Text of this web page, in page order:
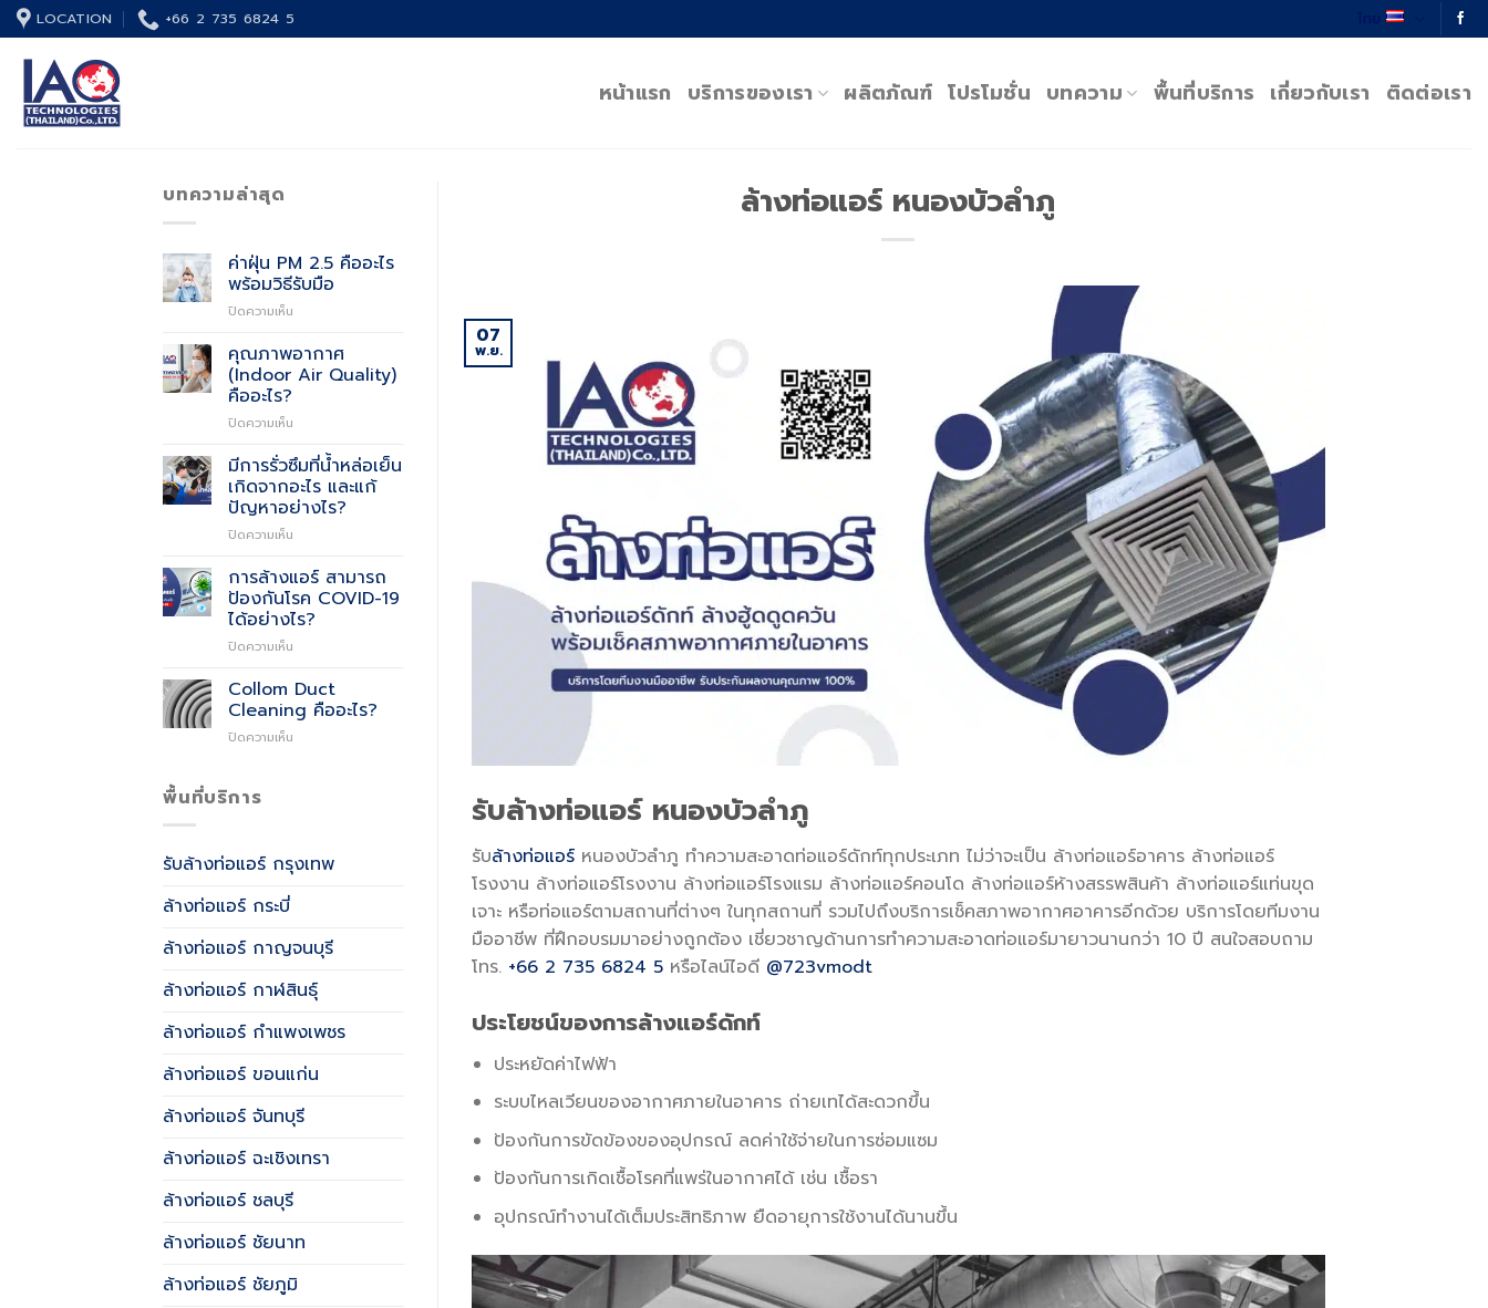
Skip
to
content
LOCATION +66 2 735 6824 5 ไทย
หน้าแรก บริการของเรา ผลิตภัณฑ์ โปรโมชั่น บทความ พื้นที่บริการ เกี่ยวกับเรา ติดต่อเรา
บทความล่าสุด
ค่าฝุ่น PM 2.5 คืออะไร
พร้อมวิธีรับมือ
ปิดความเห็น
ฝุ่น
PM
2.5
วิธี
รับมือ
คุณภาพอากาศ
(Indoor Air Quality)
คืออะไร?
ปิดความเห็น
อากาศ
(Indoor
Air
Quality)
มีการรั่วซึมที่น้ำหล่อเย็น
เกิดจากอะไร และแก้
ปัญหาอย่างไร?
ปิดความเห็น
การ
รั่ว
ซึม
ที่
เย็น
เกิด
จาก
การล้างแอร์ สามารถ
ป้องกันโรค COVID-19
ได้อย่างไร?
ปิดความเห็น
ล้าง
สามารถ
Collom Duct
Cleaning คืออะไร?
ปิดความเห็น
พื้นที่บริการ
รับล้างท่อแอร์ กรุงเทพ
ล้างท่อแอร์ กระบี่
ล้างท่อแอร์ กาญจนบุรี
ล้างท่อแอร์ กาฬสินธุ์
ล้างท่อแอร์ กำแพงเพชร
ล้างท่อแอร์ ขอนแก่น
ล้างท่อแอร์ จันทบุรี
ล้างท่อแอร์ ฉะเชิงเทรา
ล้างท่อแอร์ ชลบุรี
ล้างท่อแอร์ ชัยนาท
ล้างท่อแอร์ ชัยภูมิ
ล้างท่อแอร์ หนองบัวลำภู
07
พ.ย.
รับล้างท่อแอร์ หนองบัวลำภู
รับล้างท่อแอร์หนองบัวลำภู ทำความสะอาดท่อแอร์ดักท์ทุกประเภท ไม่ว่าจะเป็น ล้างท่อแอร์อาคาร ล้างท่อแอร์
โรงงาน ล้างท่อแอร์โรงงาน ล้างท่อแอร์โรงแรม ล้างท่อแอร์คอนโด ล้างท่อแอร์ห้างสรรพสินค้า ล้างท่อแอร์แท่นขุด
เจาะ หรือท่อแอร์ตามสถานที่ต่างๆ ในทุกสถานที่ รวมไปถึงบริการเช็คสภาพอากาศอาคารอีกด้วย บริการโดยทีมงาน
มืออาชีพ ที่ฝึกอบรมมาอย่างถูกต้อง เชี่ยวชาญด้านการทำความสะอาดท่อแอร์มายาวนานกว่า 10 ปี สนใจสอบถาม
โทร. +66 2 735 6824 5หรือไลน์ไอดี @723vmodt
ประโยชน์ของการล้างแอร์ดักท์
ประหยัดค่าไฟฟ้า
ระบบไหลเวียนของอากาศภายในอาคาร ถ่ายเทได้สะดวกขึ้น
ป้องกันการขัดข้องของอุปกรณ์ ลดค่าใช้จ่ายในการซ่อมแซม
ป้องกันการเกิดเชื้อโรคที่แพร่ในอากาศได้ เช่น เชื้อรา
อุปกรณ์ทำงานได้เต็มประสิทธิภาพ ยืดอายุการใช้งานได้นานขึ้น